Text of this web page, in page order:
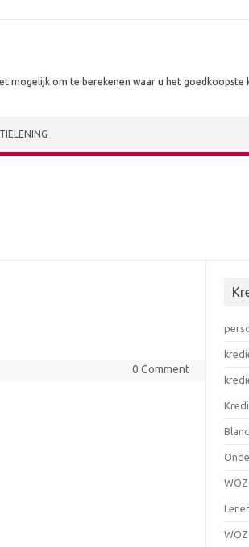
mogelijk om te berekenen waar u het goedkoopste
0 Comment